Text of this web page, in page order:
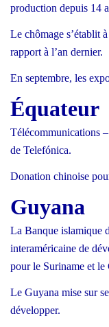
production depuis 14
Le chômage s’établit
rapport à l’an dernier.
En septembre, les
Équateur
Télécommunications
de Telefónica.
Donation chinoise
Guyana
La Banque islamique
interaméricaine de
pour le Suriname et le
Le Guyana mise sur
développer.